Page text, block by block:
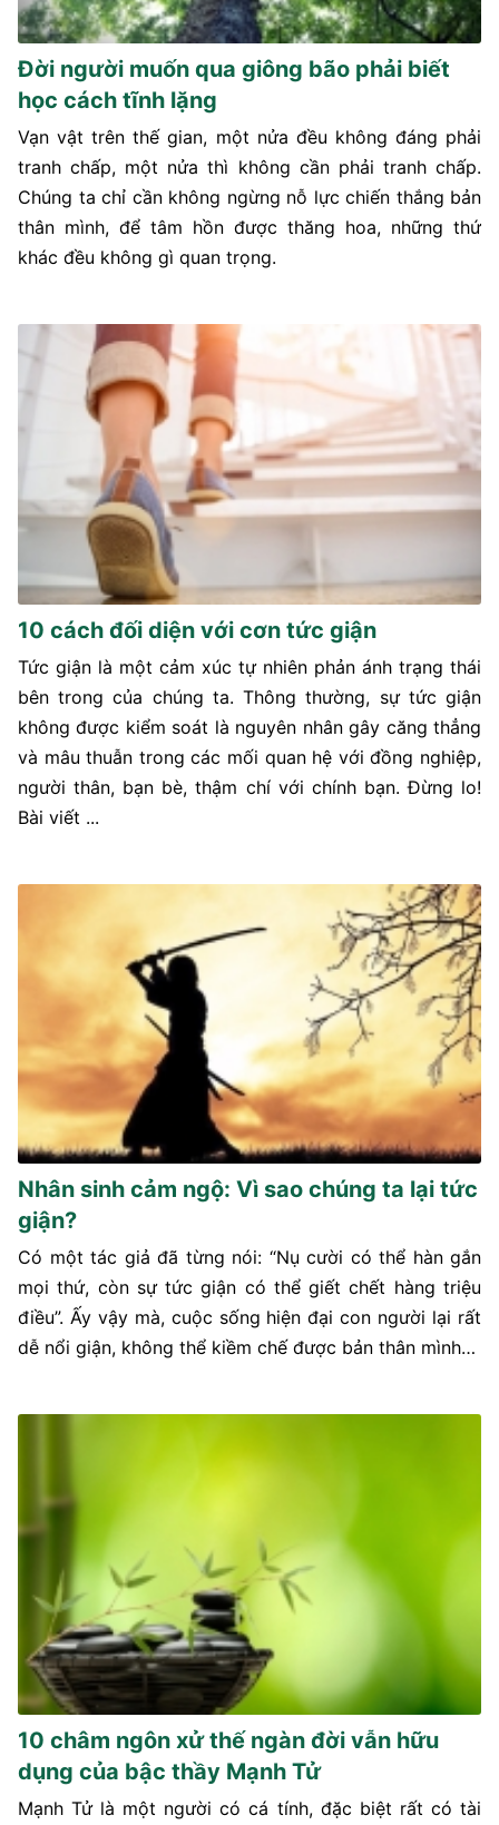
Đời người muốn qua giông bão phải biết
học cách tĩnh lặng
Vạn vật trên thế gian, một nửa đều không đáng phải
tranh chấp, một nửa thì không cần phải tranh chấp.
Chúng ta chỉ cần không ngừng nỗ lực chiến thắng bản
thân mình, để tâm hồn được thăng hoa, những thứ
khác đều không gì quan trọng.
10 cách đối diện với cơn tức giận
Tức giận là một cảm xúc tự nhiên phản ánh trạng thái
bên trong của chúng ta. Thông thường, sự tức giận
không được kiểm soát là nguyên nhân gây căng thẳng
và mâu thuẫn trong các mối quan hệ với đồng nghiệp,
người thân, bạn bè, thậm chí với chính bạn. Đừng lo!
Bài viết ...
Nhân sinh cảm ngộ: Vì sao chúng ta lại tức
giận?
Có một tác giả đã từng nói: “Nụ cười có thể hàn gắn
mọi thứ, còn sự tức giận có thể giết chết hàng triệu
điều”. Ấy vậy mà, cuộc sống hiện đại con người lại rất
dễ nổi giận, không thể kiềm chế được bản thân mình…
10 châm ngôn xử thế ngàn đời vẫn hữu
dụng của bậc thầy Mạnh Tử
Mạnh Tử là một người có cá tính, đặc biệt rất có tài